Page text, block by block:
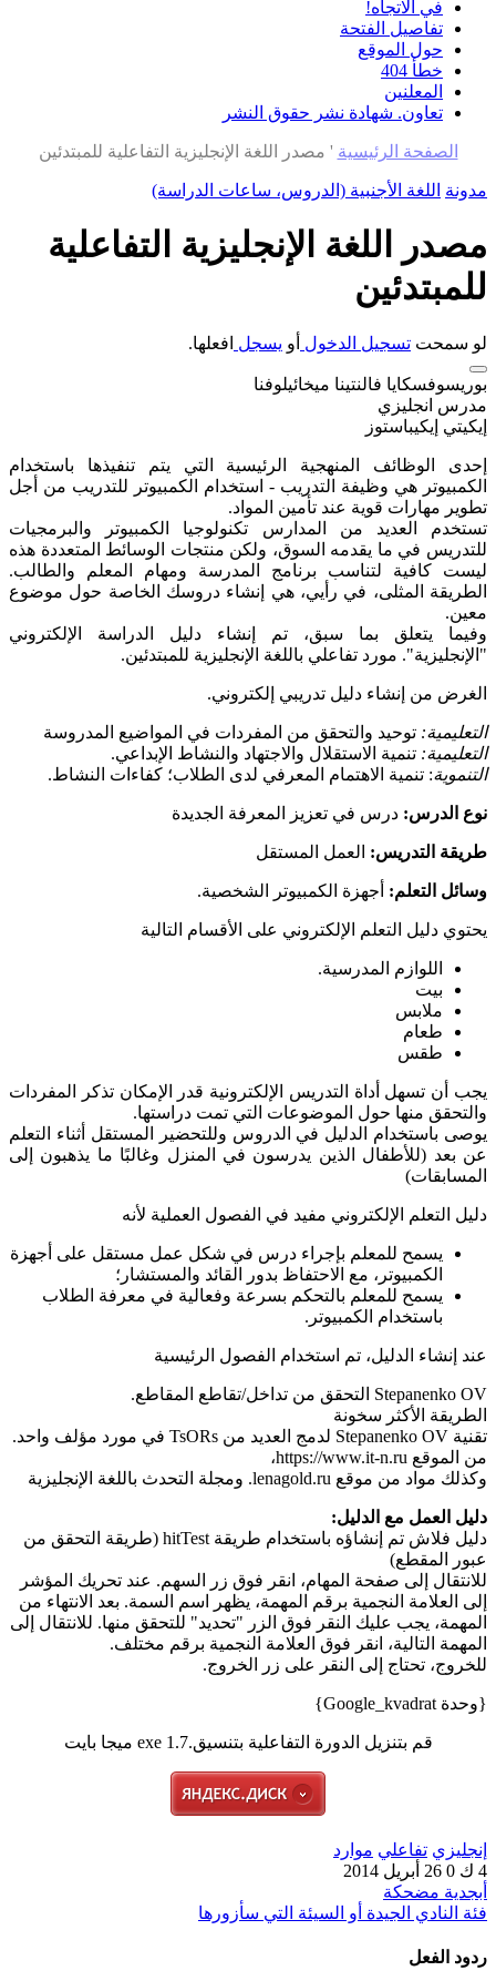
في الاتجاه!
تفاصيل الفتحة
حول الموقع
خطأ 404
المعلنين
تعاون. شهادة نشر حقوق النشر
الصفحة الرئيسية ' مصدر اللغة الإنجليزية التفاعلية للمبتدئين
مدونة اللغة الأجنبية (الدروس، ساعات الدراسة)
مصدر اللغة الإنجليزية التفاعلية
للمبتدئين
لو سمحت تسجيل الدخول أو يسجل افعلها.
بوريسوفسكايا فالنتينا ميخائيلوفنا
مدرس انجليزي
إيكيتي إيكيباستوز
إحدى الوظائف المنهجية الرئيسية التي يتم تنفيذها باستخدام
الكمبيوتر هي وظيفة التدريب - استخدام الكمبيوتر للتدريب من أجل
تطوير مهارات قوية عند تأمين المواد.
تستخدم العديد من المدارس تكنولوجيا الكمبيوتر والبرمجيات
للتدريس في ما يقدمه السوق، ولكن منتجات الوسائط المتعددة هذه
ليست كافية لتناسب برنامج المدرسة ومهام المعلم والطالب.
الطريقة المثلى، في رأيي، هي إنشاء دروسك الخاصة حول موضوع
معين.
وفيما يتعلق بما سبق، تم إنشاء دليل الدراسة الإلكتروني
"الإنجليزية". مورد تفاعلي باللغة الإنجليزية للمبتدئين.
الغرض من إنشاء دليل تدريبي إلكتروني.
التعليمية: توحيد والتحقق من المفردات في المواضيع المدروسة
التعليمية: تنمية الاستقلال والاجتهاد والنشاط الإبداعي.
التنموية: تنمية الاهتمام المعرفي لدى الطلاب؛ كفاءات النشاط.
نوع الدرس: درس في تعزيز المعرفة الجديدة
طريقة التدريس: العمل المستقل
وسائل التعلم: أجهزة الكمبيوتر الشخصية.
يحتوي دليل التعلم الإلكتروني على الأقسام التالية
اللوازم المدرسية.
بيت
ملابس
طعام
طقس
يجب أن تسهل أداة التدريس الإلكترونية قدر الإمكان تذكر المفردات
والتحقق منها حول الموضوعات التي تمت دراستها.
يوصى باستخدام الدليل في الدروس وللتحضير المستقل أثناء التعلم
عن بعد (للأطفال الذين يدرسون في المنزل وغالبًا ما يذهبون إلى
المسابقات)
دليل التعلم الإلكتروني مفيد في الفصول العملية لأنه
يسمح للمعلم بإجراء درس في شكل عمل مستقل على أجهزة
الكمبيوتر، مع الاحتفاظ بدور القائد والمستشار؛
يسمح للمعلم بالتحكم بسرعة وفعالية في معرفة الطلاب
باستخدام الكمبيوتر.
عند إنشاء الدليل، تم استخدام الفصول الرئيسية
Stepanenko OV التحقق من تداخل/تقاطع المقاطع.
الطريقة الأكثر سخونة
تقنية Stepanenko OV لدمج العديد من TsORs في مورد مؤلف واحد.
من الموقع https://www.it-n.ru،
وكذلك مواد من موقع lenagold.ru. ومجلة التحدث باللغة الإنجليزية
دليل العمل مع الدليل:
دليل فلاش تم إنشاؤه باستخدام طريقة hitTest (طريقة التحقق من
عبور المقطع)
للانتقال إلى صفحة المهام، انقر فوق زر السهم. عند تحريك المؤشر
إلى العلامة النجمية برقم المهمة، يظهر اسم السمة. بعد الانتهاء من
المهمة، يجب عليك النقر فوق الزر "تحديد" للتحقق منها. للانتقال إلى
المهمة التالية، انقر فوق العلامة النجمية برقم مختلف.
للخروج، تحتاج إلى النقر على زر الخروج.
{وحدة Google_kvadrat}
قم بتنزيل الدورة التفاعلية بتنسيق.exe 1.7 ميجا بايت
إنجليزي تفاعلي موارد
4 ك
0 26 أبريل 2014
أبجدية مضحكة
فئة النادي الجيدة أو السيئة التي سأزورها
ردود الفعل